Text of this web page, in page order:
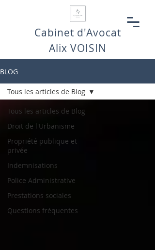
Cabinet d'Avocat
Alix VOISIN
BLOG
Tous les articles de Blog
Droit de l'Urbanisme
Propriété publique et
privée
Indemnisations
Police Administrative
Prestations sociales
Questions fréquentes
Tous les articles de Blog